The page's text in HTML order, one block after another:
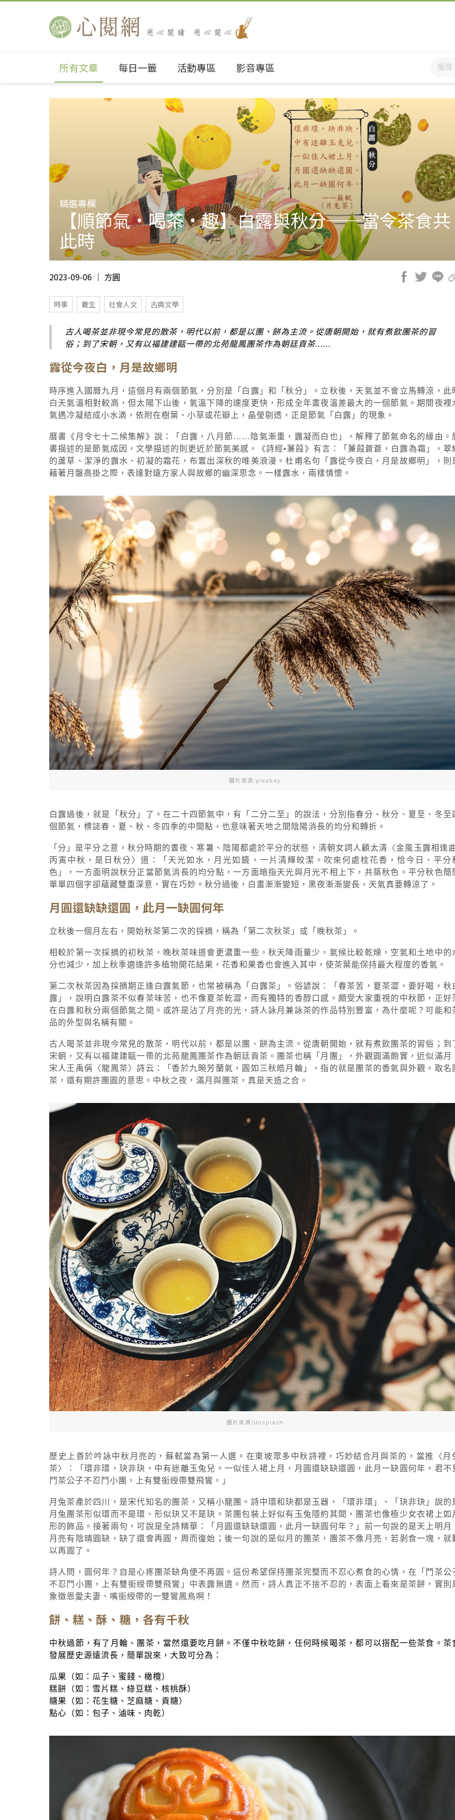
所有文章 每日一籤 活動專區 影音專區
精選專欄
【順節氣•喝茶•趣】白露與秋分──當令茶食共
此時
2023-09-06 ｜ 方圓
時事 養生 社會人文 古典文學
古人喝茶並非現今常見的散茶，明代以前，都是以團、餅為主流。從唐朝開始，就有煮飲團茶的習
俗；到了宋朝，又有以福建建甌一帶的北苑龍鳳團茶作為朝廷貢茶……
露從今夜白，月是故鄉明
時序進入國曆九月，這個月有兩個節氣，分別是「白露」和「秋分」。立秋後，天氣並不會立馬轉涼，此
白天氣溫相對較高，但太陽下山後，氣溫下降的速度更快，形成全年晝夜溫差最大的一個節氣。期間夜裡
氣遇冷凝結成小水滴，依附在樹葉、小草或花瓣上，晶瑩剔透，正是節氣「白露」的現象。
曆書《月令七十二候集解》說：「白露，八月節……陰氣漸重，露凝而白也」，解釋了節氣命名的緣由。
書描述的是節氣成因，文學描述的則更近於節氣美感，《詩經•蒹葭》有言：「蒹葭蒼蒼，白露為霜」，翠
的蘆草、潔淨的露水、初凝的霜花，布置出深秋的唯美浪漫。杜甫名句「露從今夜白，月是故鄉明」，則
藉著月盤高掛之際，表達對遠方家人與故鄉的幽深思念。一樣露水，兩樣情懷。
圖片來源/pixabay
白露過後，就是「秋分」了。在二十四節氣中，有「二分二至」的說法，分別指春分、秋分、夏至、冬至
個節氣，標誌春、夏、秋、冬四季的中間點，也意味著天地之間陰陽消長的均分和轉折。
「分」是平分之意，秋分時期的晝夜、寒暑、陰陽都處於平分的狀態，清朝女詞人顧太清〈金風玉露相逢
丙寅中秋，是日秋分〉道：「天光如水，月光如鏡，一片清輝皎潔。吹來何處桂花香，恰今日、平分
色」，一方面明說秋分正當節氣消長的均分點，一方面暗指天光與月光不相上下，共築秋色。平分秋色簡
單單四個字卻蘊藏雙重深意，實在巧妙。秋分過後，白晝漸漸變短，黑夜漸漸變長，天氣真要轉涼了。
月圓還缺缺還圓，此月一缺圓何年
立秋後一個月左右，開始秋茶第二次的採摘，稱為「第二次秋茶」或「晚秋茶」。
相較於第一次採摘的初秋茶，晚秋茶味道會更濃重一些。秋天降雨量少，氣候比較乾燥，空氣和土地中的
分也減少，加上秋季適逢許多植物開花結果，花香和果香也會進入其中，使茶葉能保持最大程度的香氣。
第二次秋茶因為採摘期正逢白露氣節，也常被稱為「白露茶」。俗諺說：「春茶苦，夏茶澀，要好喝，秋
露」，說明白露茶不似春茶味苦，也不像夏茶乾澀，而有獨特的香醇口感。頗受大家重視的中秋節，正好
在白露和秋分兩個節氣之間。或許是沾了月亮的光，詩人詠月兼詠茶的作品特別豐富，為什麼呢？可能和
品的外型與名稱有關。
古人喝茶並非現今常見的散茶，明代以前，都是以團、餅為主流。從唐朝開始，就有煮飲團茶的習俗；到
宋朝，又有以福建建甌一帶的北苑龍鳳團茶作為朝廷貢茶。團茶也稱「月團」，外觀圓滿飽實，近似滿月
宋人王禹偁〈龍鳳茶〉詩云：「香於九畹芳蘭氣，圓如三秋皓月輪」，指的就是團茶的香氣與外觀。取名
茶，還有期許團圓的意思。中秋之夜，滿月與團茶，真是天造之合。
圖片來源/Unsplash
歷史上善於吟詠中秋月亮的，蘇軾當為第一人選。在東坡眾多中秋詩裡，巧妙結合月與茶的，當推〈月
茶〉：「環非環，玦非玦，中有迷離玉兔兒。一似佳人裙上月，月圓還缺缺還圓，此月一缺圓何年。君不
鬥茶公子不忍鬥小團，上有雙銜綬帶雙飛鸞。」
月兔茶產於四川，是宋代知名的團茶，又稱小龍團。詩中環和玦都是玉器，「環非環」、「玦非玦」說的
月兔團茶形似環而不是環、形似玦又不是玦。茶團包裝上好似有玉兔隱約其間，團茶也像極少女衣裙上如
形的飾品。接著兩句，可說是全詩精華：「月圓還缺缺還圓，此月一缺圓何年？」前一句說的是天上明月
月亮有陰晴圓缺，缺了還會再圓，周而復始；後一句說的是似月的團茶，團茶不像月亮，若剝食一塊，就
以再圓了。
詩人問，圓何年？自是心疼團茶缺角便不再圓。這份希望保持團茶完整而不忍心煮食的心情，在「鬥茶公
不忍鬥小團，上有雙銜綬帶雙飛鸞」中表露無遺。然而，詩人真正不捨不忍的，表面上看來是茶餅，實則
象徵恩愛夫妻、嘴銜綬帶的一雙鸞鳳鳥啊！
餅、糕、酥、糖，各有千秋
中秋過節，有了月輪、團茶，當然還要吃月餅。不僅中秋吃餅，任何時候喝茶，都可以搭配一些茶食。茶
發展歷史源遠流長，簡單說來，大致可分為：
瓜果（如：瓜子、蜜餞、橄欖）
糕餅（如：雪片糕、綠豆糕、核桃酥）
糖果（如：花生糖、芝麻糖、貢糖）
點心（如：包子、滷味、肉乾）